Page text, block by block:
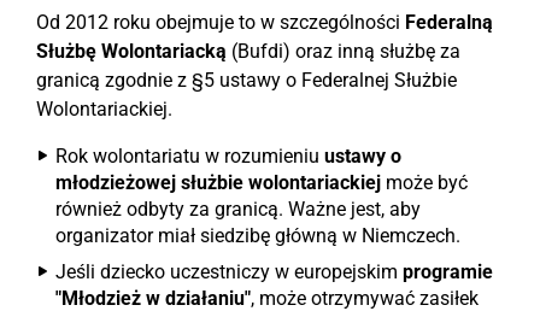
Od 2012 roku obejmuje to w szczególności Federalną
Służbę Wolontariacką (Bufdi) oraz inną służbę za
granicą zgodnie z §5 ustawy o Federalnej Służbie
Wolontariackiej.
Rok wolontariatu w rozumieniu ustawy o
młodzieżowej służbie wolontariackiej może być
również odbyty za granicą. Ważne jest, aby
organizator miał siedzibę główną w Niemczech.
Jeśli dziecko uczestniczy w europejskim programie
"Młodzież w działaniu", może otrzymywać zasiłek